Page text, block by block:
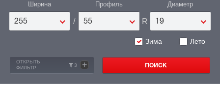
Ширина
255 /
Профиль
55 R
Диаметр
19
Зима Лето
ОТКРЫТЬ
ФИЛЬТР
3 +